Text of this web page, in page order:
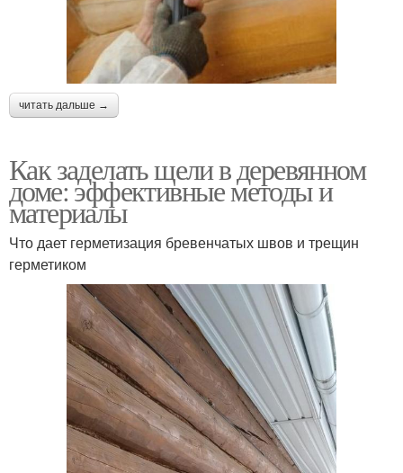
читать дальше →
Как заделать щели в деревянном
доме: эффективные методы и
материалы
Что дает герметизация бревенчатых швов и трещин
герметиком